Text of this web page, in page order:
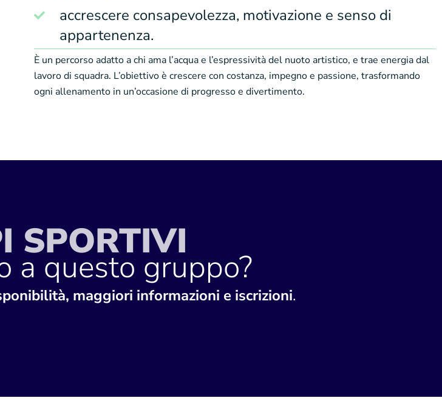
accrescere consapevolezza, motivazione e senso di
appartenenza.
È un percorso adatto a chi ama l’acqua e l’espressività del nuoto artistico, e trae energia dal
lavoro di squadra. L’obiettivo è crescere con costanza, impegno e passione, trasformando
ogni allenamento in un’occasione di progresso e divertimento.
SPORTIVI
a questo gruppo?
maggiori informazioni e iscrizioni.